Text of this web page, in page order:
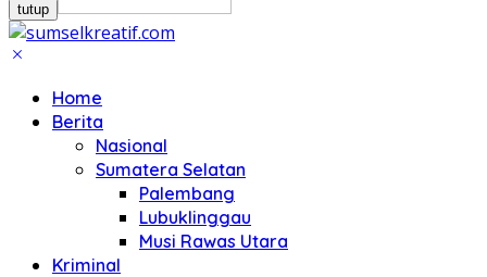
tutup
Home
Berita
Nasional
Sumatera Selatan
Palembang
Lubuklinggau
Musi Rawas Utara
Kriminal